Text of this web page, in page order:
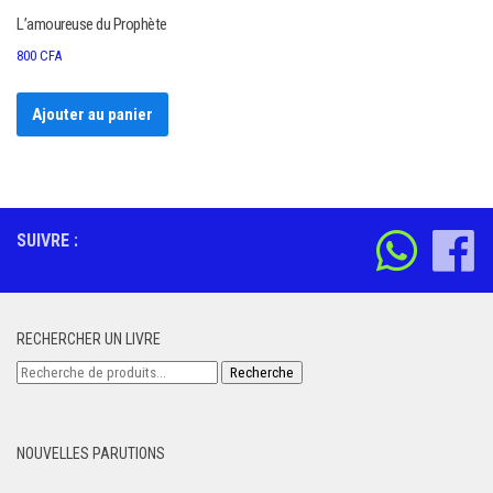
L’amoureuse du Prophète
800 CFA
Ajouter au panier
SUIVRE :
RECHERCHER UN LIVRE
Recherche
Recherche
NOUVELLES PARUTIONS